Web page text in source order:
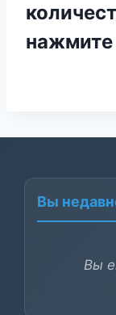
нажмите
Вы
Вы